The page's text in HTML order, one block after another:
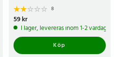
8
Pris:
59 kr
I lager, levereras inom 1-2 vardagar
Köp